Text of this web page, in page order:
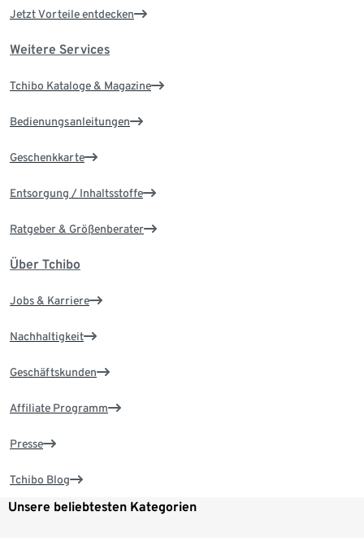
Jetzt Vorteile entdecken
Weitere Services
Tchibo Kataloge & Magazine
Bedienungsanleitungen
Geschenkkarte
Entsorgung / Inhaltsstoffe
Ratgeber & Größenberater
Über Tchibo
Jobs & Karriere
Nachhaltigkeit
Geschäftskunden
Affiliate Programm
Presse
Tchibo Blog
Unsere beliebtesten Kategorien